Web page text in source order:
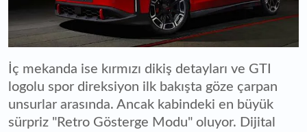
İç mekanda ise kırmızı dikiş detayları ve GTI
logolu spor direksiyon ilk bakışta göze çarpan
unsurlar arasında. Ancak kabindeki en büyük
sürpriz "Retro Gösterge Modu" oluyor. Dijital